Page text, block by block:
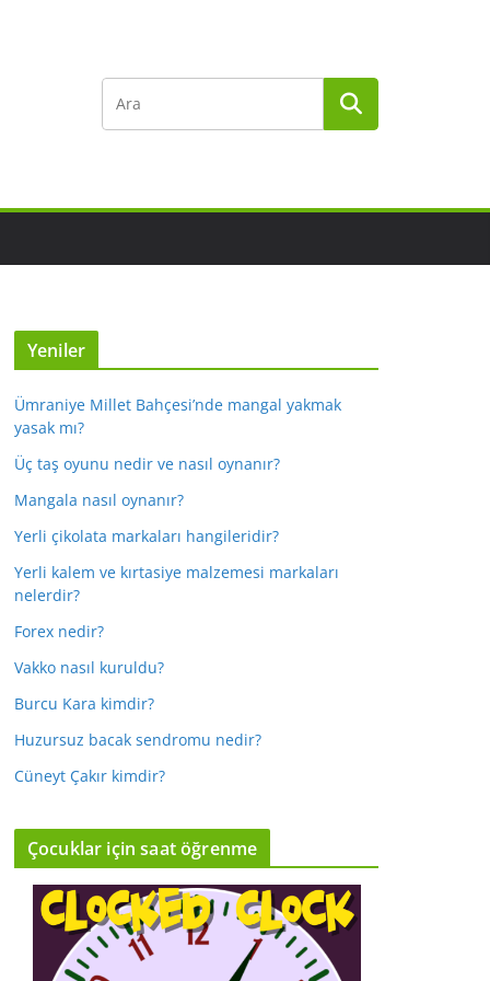
Yeniler
Ümraniye Millet Bahçesi’nde mangal yakmak
yasak mı?
Üç taş oyunu nedir ve nasıl oynanır?
Mangala nasıl oynanır?
Yerli çikolata markaları hangileridir?
Yerli kalem ve kırtasiye malzemesi markaları
nelerdir?
Forex nedir?
Vakko nasıl kuruldu?
Burcu Kara kimdir?
Huzursuz bacak sendromu nedir?
Cüneyt Çakır kimdir?
Çocuklar için saat öğrenme